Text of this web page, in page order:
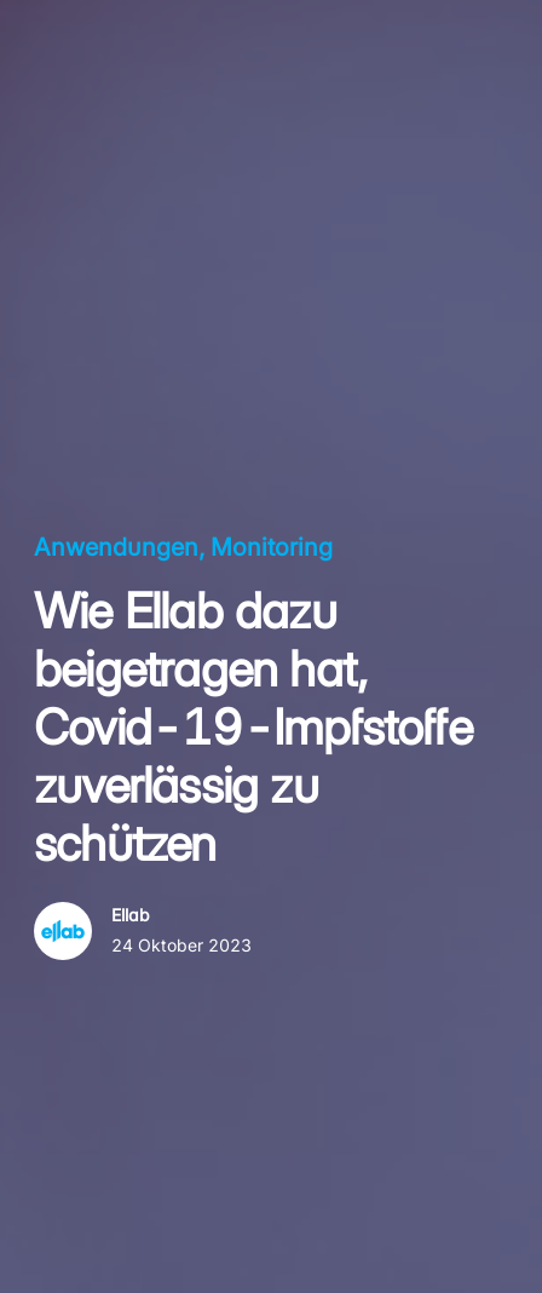
Anwendungen, Monitoring
Wie Ellab dazu
beigetragen hat,
Covid-19-Impfstoffe
zuverlässig zu
schützen
Ellab
24 Oktober 2023